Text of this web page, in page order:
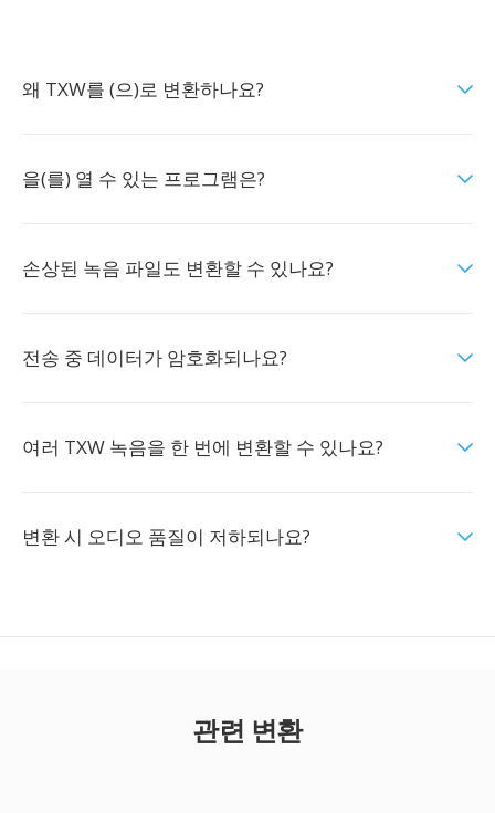
왜 TXW를 (으)로 변환하나요?
을(를) 열 수 있는 프로그램은?
손상된 녹음 파일도 변환할 수 있나요?
전송 중 데이터가 암호화되나요?
여러 TXW 녹음을 한 번에 변환할 수 있나요?
변환 시 오디오 품질이 저하되나요?
관련 변환